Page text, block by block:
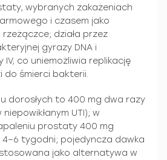
wybranych zakażeniach
i czasem jako
działa przez
gyrazy DNA i
co uniemożliwia replikację
do śmierci bakterii.
u dorosłych to 400 mg dwa razy
UTI); w
prostaty 400 mg
4–6 tygodni; pojedyncza dawka
jako alternatywa w